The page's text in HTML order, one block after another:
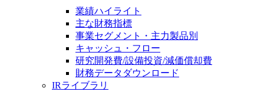
業績ハイライト
主な財務指標
事業セグメント・主力製品別
キャッシュ・フロー
研究開発費/設備投資/減価償却費
財務データダウンロード
IRライブラリ